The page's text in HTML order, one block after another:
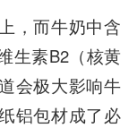
，而牛奶中含
生素B2（核黄
会极大影响牛
铝包材成了必